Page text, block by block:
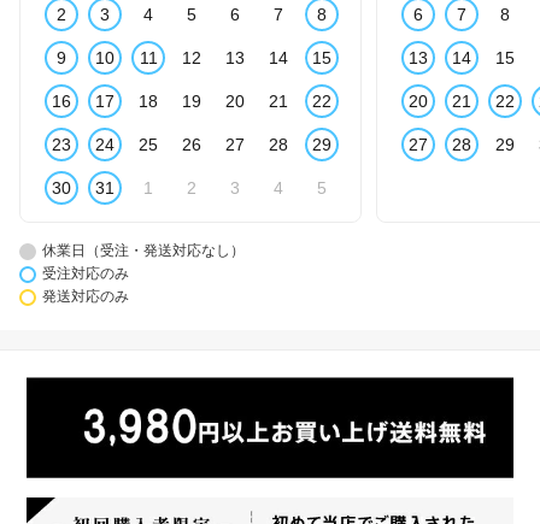
2 3 4 5 6 7 8
9 10 11 12 13 14 15
16 17 18 19 20 21 22
23 24 25 26 27 28 29
30 31 1 2 3 4 5
6 7 8
13 14 15
20 21 22
27 28 29
休業日（受注・発送対応なし）
受注対応のみ
発送対応のみ